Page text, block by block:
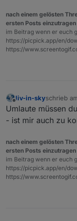
nach einem gelösten
ersten Posts
im Beitrag wenn er euch
https://picpick.app/en/
https://
Offline
liv-in-skyschrieb
zuletzt
Umlaute müssen
- ist mir auch zu
nach einem gelösten
ersten Posts
im Beitrag wenn er euch
https://picpick.app/en/
https://